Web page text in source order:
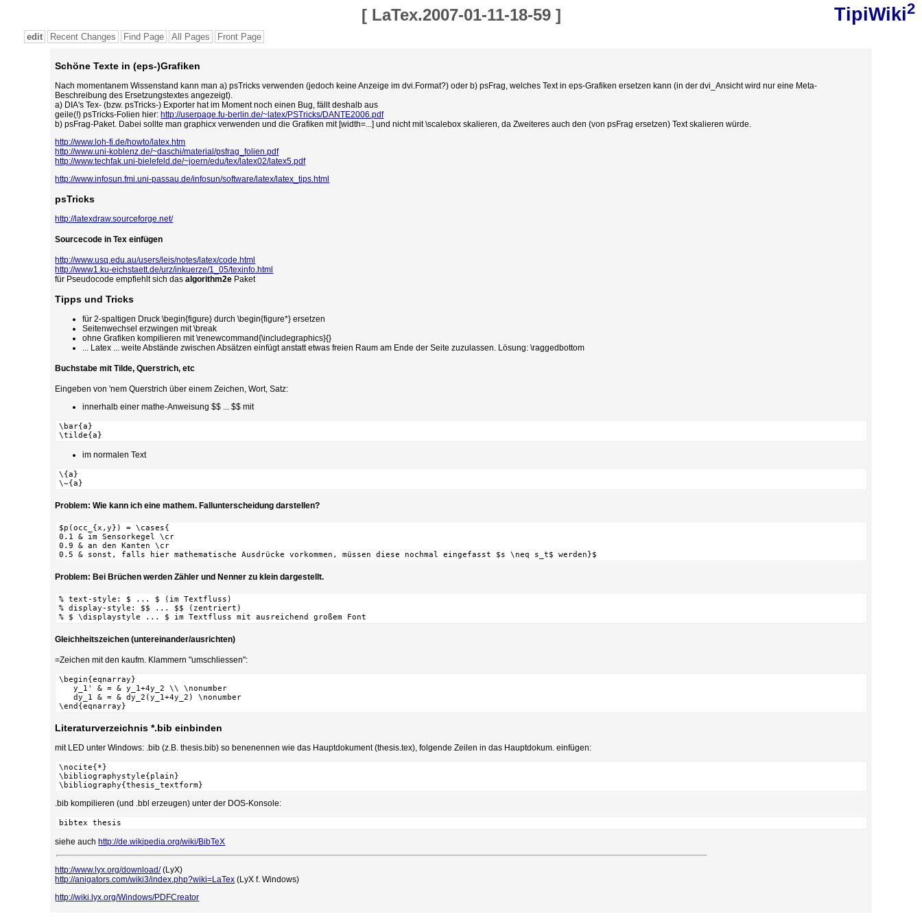
TipiWiki2
[ LaTex.2007-01-11-18-59]
edit Recent Changes Find Page All Pages Front Page
Schöne Texte in (eps-)Grafiken
Nach momentanem Wissenstand kann man a) psTricks verwenden (jedoch keine Anzeige im dvi.Format?) oder b) psFrag, welches Text in eps-Grafiken ersetzen kann (in der dvi_Ansicht wird nur eine Meta-
Beschreibung des Ersetzungstextes angezeigt).
a) DIA's Tex- (bzw. psTricks-) Exporter hat im Moment noch einen Bug, fällt deshalb aus
geile(!) psTricks-Folien hier: http://userpage.fu-berlin.de/~latex/PSTricks/DANTE2006.pdf
b) psFrag-Paket. Dabei sollte man graphicx verwenden und die Grafiken mit [width=...] und nicht mit \scalebox skalieren, da Zweiteres auch den (von psFrag ersetzen) Text skalieren würde.
http://www.loh-fi.de/howto/latex.htm
http://www.uni-koblenz.de/~daschi/material/psfrag_folien.pdf
http://www.techfak.uni-bielefeld.de/~joern/edu/tex/latex02/latex5.pdf
http://www.infosun.fmi.uni-passau.de/infosun/software/latex/latex_tips.html
psTricks
http://latexdraw.sourceforge.net/
Sourcecode in Tex einfügen
http://www.usq.edu.au/users/leis/notes/latex/code.html
http://www1.ku-eichstaett.de/urz/inkuerze/1_05/texinfo.html
für Pseudocode empfiehlt sich dasalgorithm2e Paket
Tipps und Tricks
für 2-spaltigen Druck \begin{figure} durch \begin{figure*} ersetzen
Seitenwechsel erzwingen mit \break
ohne Grafiken kompilieren mit \renewcommand{\includegraphics}{}
... Latex ... weite Abstände zwischen Absätzen einfügt anstatt etwas freien Raum am Ende der Seite zuzulassen. Lösung: \raggedbottom
Buchstabe mit Tilde, Querstrich, etc
Eingeben von 'nem Querstrich über einem Zeichen, Wort, Satz:
innerhalb einer mathe-Anweisung $$ ... $$ mit
\bar{a}
\tilde{a}
im normalen Text
\{a}
\~{a}
Problem: Wie kann ich eine mathem. Fallunterscheidung darstellen?
$p(occ_{x,y}) = \cases{
0.1 & im Sensorkegel \cr
0.9 & an den Kanten \cr
0.5 & sonst, falls hier mathematische Ausdrücke vorkommen, müssen diese nochmal eingefasst $s \neq s_t$ werden}$
Problem: Bei Brüchen werden Zähler und Nenner zu klein dargestellt.
% text-style: $ ... $ (im Textfluss)
% display-style: $$ ... $$ (zentriert)
% $ \displaystyle ... $ im Textfluss mit ausreichend großem Font
Gleichheitszeichen (untereinander/ausrichten)
=Zeichen mit den kaufm. Klammern "umschliessen":
\begin{eqnarray}
   y_1' & = & y_1+4y_2 \\ \nonumber
   dy_1 & = & dy_2(y_1+4y_2) \nonumber
\end{eqnarray}
Literaturverzeichnis *.bib einbinden
mit LED unter Windows: .bib (z.B. thesis.bib) so benenennen wie das Hauptdokument (thesis.tex), folgende Zeilen in das Hauptdokum. einfügen:
\nocite{*}
\bibliographystyle{plain}
\bibliography{thesis_textform}
.bib kompilieren (und .bbl erzeugen) unter der DOS-Konsole:
bibtex thesis
siehe auch http://de.wikipedia.org/wiki/BibTeX
http://www.lyx.org/download/(LyX)
http://anigators.com/wiki3/index.php?wiki=LaTex (LyX f. Windows)
http://wiki.lyx.org/Windows/PDFCreator